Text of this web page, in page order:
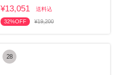
¥13,051 送料込
32%OFF ¥19,200
28